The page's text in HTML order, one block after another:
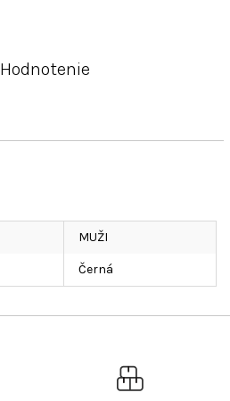
Hodnotenie
MUŽI
Černá